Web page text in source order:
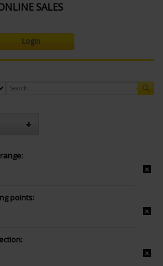
SALES
Login
points: